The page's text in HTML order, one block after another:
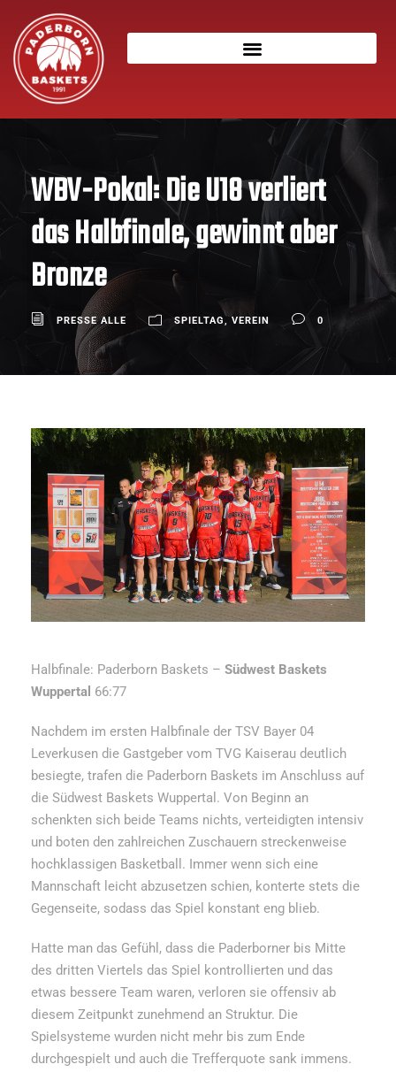
WBV-Pokal: Die U18 verliert
das Halbfinale, gewinnt aber
Bronze
PRESSE ALLE SPIELTAG, VEREIN 0
Halbfinale: Paderborn Baskets – Südwest Baskets
Wuppertal 66:77
Nachdem im ersten Halbfinale der TSV Bayer 04
Leverkusen die Gastgeber vom TVG Kaiserau deutlich
besiegte, trafen die Paderborn Baskets im Anschluss auf
die Südwest Baskets Wuppertal. Von Beginn an
schenkten sich beide Teams nichts, verteidigten intensiv
und boten den zahlreichen Zuschauern streckenweise
hochklassigen Basketball. Immer wenn sich eine
Mannschaft leicht abzusetzen schien, konterte stets die
Gegenseite, sodass das Spiel konstant eng blieb.
Hatte man das Gefühl, dass die Paderborner bis Mitte
des dritten Viertels das Spiel kontrollierten und das
etwas bessere Team waren, verloren sie offensiv ab
diesem Zeitpunkt zunehmend an Struktur. Die
Spielsysteme wurden nicht mehr bis zum Ende
durchgespielt und auch die Trefferquote sank immens.